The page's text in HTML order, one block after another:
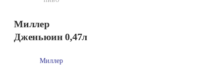
Миллер
Дженьюин 0,47л
Миллер